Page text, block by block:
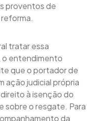
proventos de
tratar essa
entendimento
que o portador de
ação judicial própria
à isenção do
sobre o resgate. Para
da